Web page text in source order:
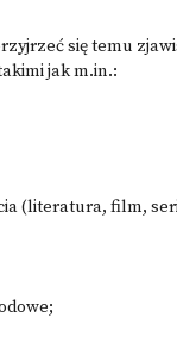
się temu
jak m.in.:
(literatura, film,